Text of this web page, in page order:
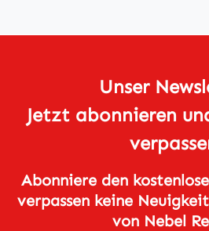
Unser
Jetzt abonnieren
Abonniere den
verpassen keine
von Nebel